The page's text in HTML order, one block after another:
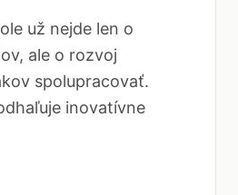
už nejde len o
ale o rozvoj
spolupracovať.
inovatívne